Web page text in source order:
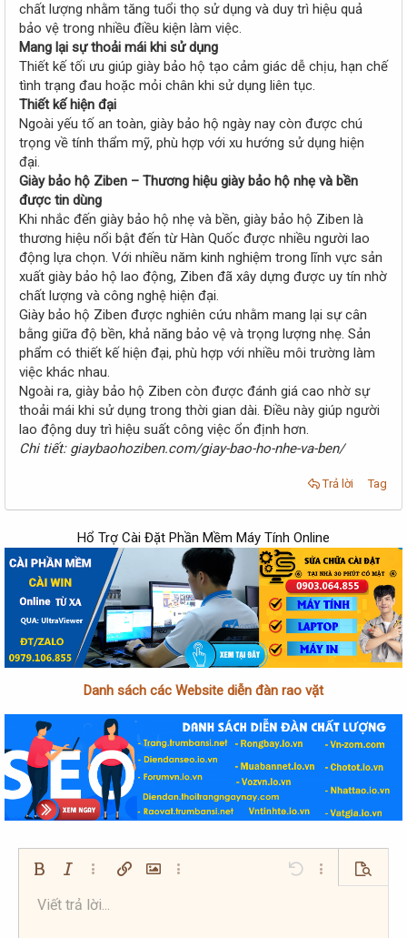
chất lượng nhằm tăng tuổi thọ sử dụng và duy trì hiệu quả
bảo vệ trong nhiều điều kiện làm việc.
Mang lại sự thoải mái khi sử dụng
Thiết kế tối ưu giúp giày bảo hộ tạo cảm giác dễ chịu, hạn chế
tình trạng đau hoặc mỏi chân khi sử dụng liên tục.
Thiết kế hiện đại
Ngoài yếu tố an toàn, giày bảo hộ ngày nay còn được chú
trọng về tính thẩm mỹ, phù hợp với xu hướng sử dụng hiện
đại.
Giày bảo hộ Ziben – Thương hiệu giày bảo hộ nhẹ và bền
được tin dùng
Khi nhắc đến giày bảo hộ nhẹ và bền, giày bảo hộ Ziben là
thương hiệu nổi bật đến từ Hàn Quốc được nhiều người lao
động lựa chọn. Với nhiều năm kinh nghiệm trong lĩnh vực sản
xuất giày bảo hộ lao động, Ziben đã xây dựng được uy tín nhờ
chất lượng và công nghệ hiện đại.
Giày bảo hộ Ziben được nghiên cứu nhằm mang lại sự cân
bằng giữa độ bền, khả năng bảo vệ và trọng lượng nhẹ. Sản
phẩm có thiết kế hiện đại, phù hợp với nhiều môi trường làm
việc khác nhau.
Ngoài ra, giày bảo hộ Ziben còn được đánh giá cao nhờ sự
thoải mái khi sử dụng trong thời gian dài. Điều này giúp người
lao động duy trì hiệu suất công việc ổn định hơn.
Chi tiết: giaybaohoziben.com/giay-bao-ho-nhe-va-ben/
Trả lời Tag
Hổ Trợ Cài Đặt Phần Mềm Máy Tính Online
Danh sách các Website diễn đàn rao vặt
Bold In nghiêngThêm tùy chọn…
Chèn liên kết
Chèn hình ảnh
Thêm tùy chọn… Undo Thêm tùy chọn…
Xem
Kích thước
9
Màu chữPhông chữ
Mặt cườiTrích dẫn
Media
RedoToggle BB code
Xóa định dạng
Viết trả lời...